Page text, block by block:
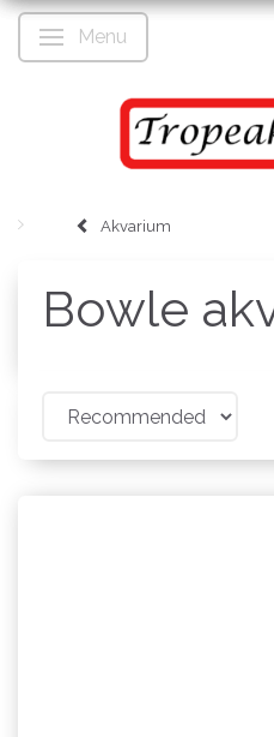
Toggle navigation
Menu
Akvarium
Bowle